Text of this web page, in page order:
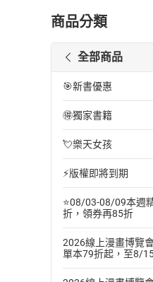
商品分類
全部商品
🎯新書優惠
🉐獨家書籍
💘樂天女孩
⚡版權即將到期
⭐08/03-08/09本週
折，領券再85折
2026線上漫畫博覽
單本79折起，至8/